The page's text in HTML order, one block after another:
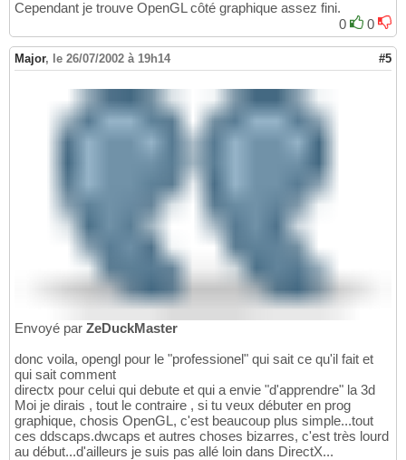
Cependant je trouve OpenGL côté graphique assez fini.
0
0
Major, le 26/07/2002 à 19h14 #5
Envoyé par ZeDuckMaster
donc voila, opengl pour le "professionel" qui sait ce qu'il fait et
qui sait comment
directx pour celui qui debute et qui a envie "d'apprendre" la 3d
Moi je dirais , tout le contraire , si tu veux débuter en prog
graphique, chosis OpenGL, c'est beaucoup plus simple...tout
ces ddscaps.dwcaps et autres choses bizarres, c'est très lourd
au début...d'ailleurs je suis pas allé loin dans DirectX...